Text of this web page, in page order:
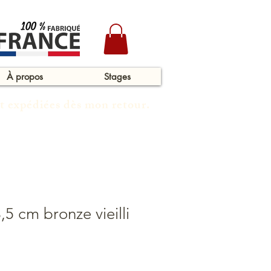
À propos Stages
dès mon retour.
cm bronze vieilli